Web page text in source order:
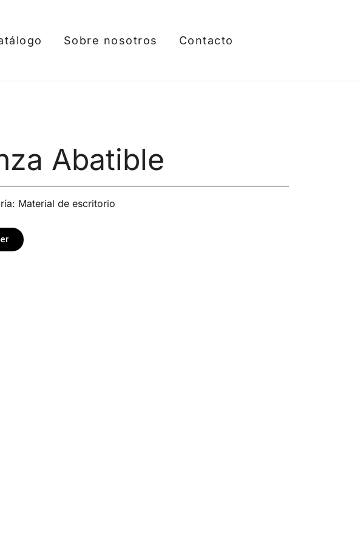
Sobre nosotros Contacto
Abatible
Material de escritorio